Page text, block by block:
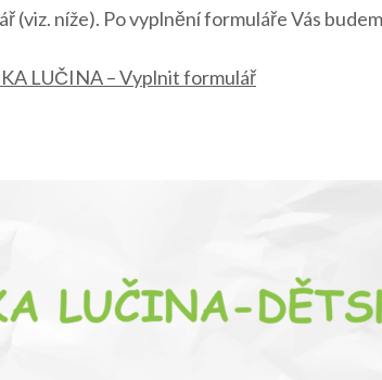
níže). Po vyplnění formuláře Vás
LUČINA – Vyplnit formulář